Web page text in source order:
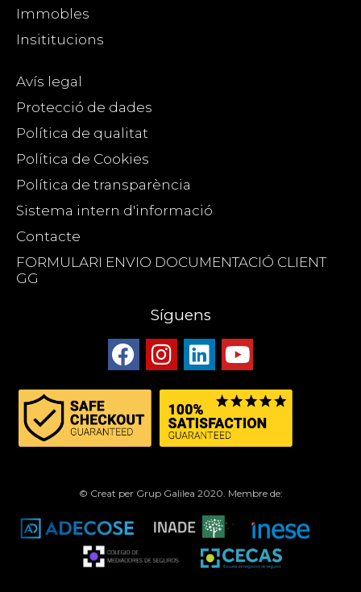
Immobles
Insititucions
Avís legal
Protecció de dades
Política de qualitat
Política de Cookies
Política de transparència
Sistema intern d'informació
Contacte
FORMULARI ENVIO DOCUMENTACIÓ CLIENT
GG
Síguens
© Creat per Grup Galilea 2020. Membre de: